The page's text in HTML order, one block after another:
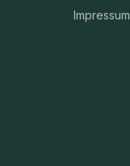
Impressum